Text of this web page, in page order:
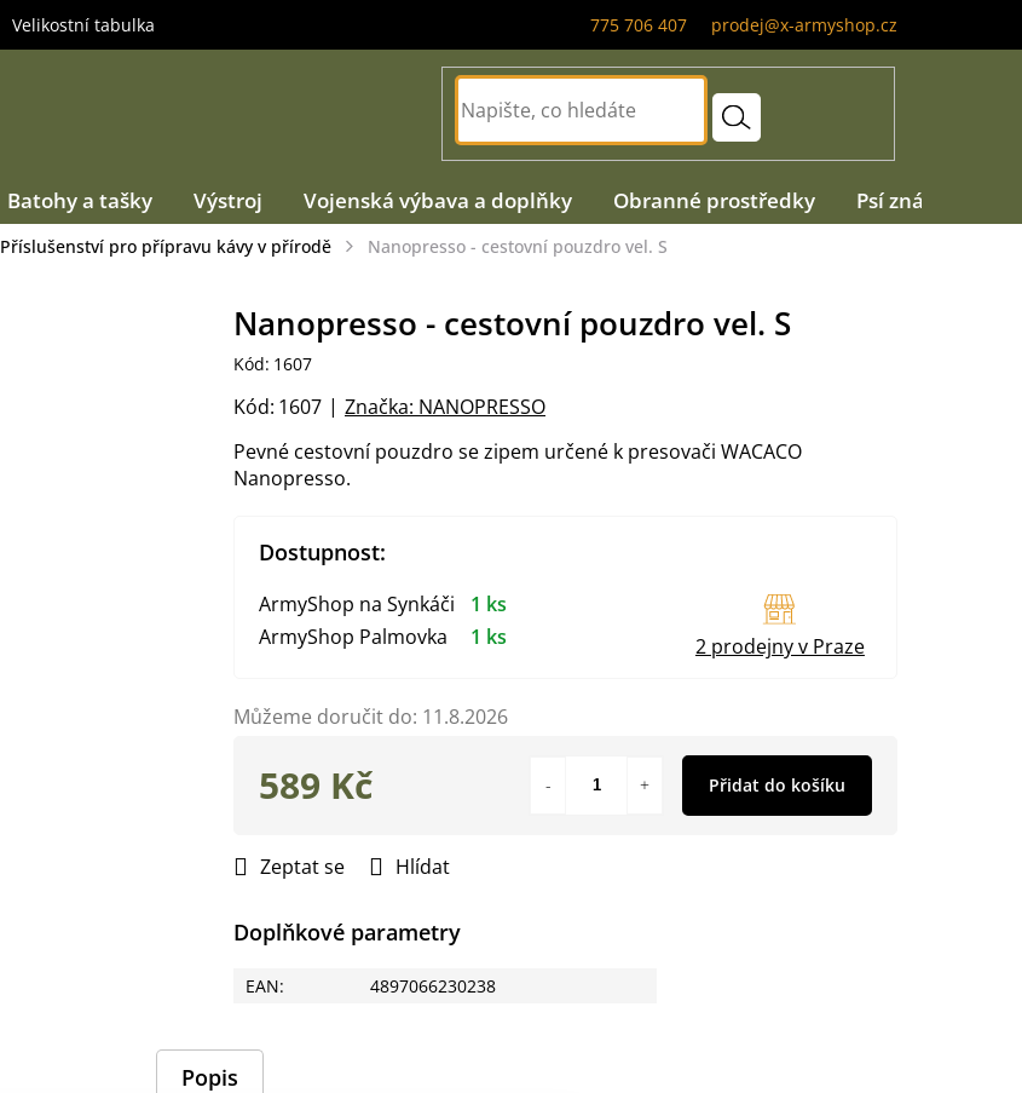
775 706 407 prodej@x-armyshop.cz
Velikostní tabulka
Batohy a tašky Výstroj Vojenská výbava a doplňky Obranné prostředky Psí známky
Příslušenství pro přípravu kávy v přírodě Nanopresso - cestovní pouzdro vel. S
Můžeme doručit do: 11.8.2026
Pevné cestovní pouzdro se zipem určené k presovači WACACO
Nanopresso.
Zeptat se Hlídat
Doplňkové parametry
EAN: 4897066230238
Nanopresso - cestovní pouzdro vel. S
Kód: 1607
Značka: NANOPRESSO
Kód: 1607
589 Kč Přidat do košíku
Dostupnost:
ArmyShop na Synkáči
1 ks
ArmyShop Palmovka
1 ks 2 prodejny v Praze
Popis